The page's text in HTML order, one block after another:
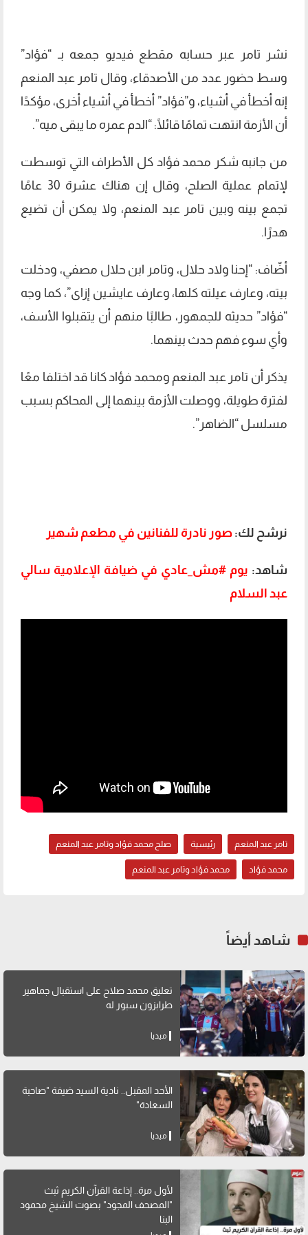
نشر تامر عبر حسابه مقطع فيديو جمعه بـ “فؤاد”
وسط حضور عدد من الأصدقاء، وقال تامر عبد المنعم
إنه أخطأ في أشياء، و”فؤاد” أخطأ في أشياء أخرى، مؤكدًا
أن الأزمة انتهت تمامًا قائلًا: “الدم عمره ما يبقى ميه”.
من جانبه شكر محمد فؤاد كل الأطراف التي توسطت
لإتمام عملية الصلح، وقال إن هناك عشرة 30 عامًا
تجمع بينه وبين تامر عبد المنعم، ولا يمكن أن تضيع
هدرًا.
أضّاف: “إحنا ولاد حلال، وتامر ابن حلال مصفي، ودخلت
بيته، وعارف عيلته كلها، وعارف عايشين إزاى”، كما وجه
“فؤاد” حديثه للجمهور، طالبًا منهم أن يتقبلوا الأسف،
وأي سوء فهم حدث بينهما.
يذكر أن تامر عبد المنعم ومحمد فؤاد كانا قد اختلفا معًا
لفترة طويلة، ووصلت الأزمة بينهما إلى المحاكم بسبب
مسلسل “الضاهر”.
نرشح لك: صور نادرة للفنانين في مطعم شهير
شاهد: يوم #مش_عادي في ضيافة الإعلامية سالي
عبد السلام
تامر عبد المنعم رئيسية صلح محمد فؤاد وتامر عبد المنعم
محمد فؤاد محمد فؤاد وتامر عبد المنعم
شاهد أيضاً
تعليق محمد صلاح على استقبال جماهير
طرابزون سبور له
ميديا
الأحد المقبل.. نادية السيد ضيفة "صاحبة
السعادة"
ميديا
لأول مرة.. إذاعة القرآن الكريم ثبث
"المصحف المجود" بصوت الشيخ محمود
البنا